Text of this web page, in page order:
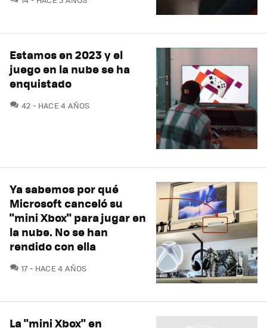
Estamos en 2023 y el
juego en la nube se ha
enquistado
42 COMENTARIOS
HACE 4 AÑOS
Ya sabemos por qué
Microsoft canceló su
"mini Xbox" para jugar en
la nube. No se han
rendido con ella
17COMENTARIOS
HACE 4 AÑOS
La "mini Xbox" en